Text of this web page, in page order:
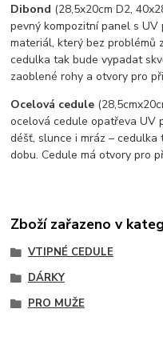
Dibond (28,5x20cm D2,
pevný kompozitní panel s
materiál, který bez problémů
cedulka tak bude vypadat
zaoblené rohy a otvory pro
Ocelová cedule
ocelová cedule opatřeva UV
déšť, slunce i mráz –
dobu. Cedule má otvory pro
Zboží zařazeno v
VTIPNÉ CEDULE
DÁRKY
PRO MUŽE